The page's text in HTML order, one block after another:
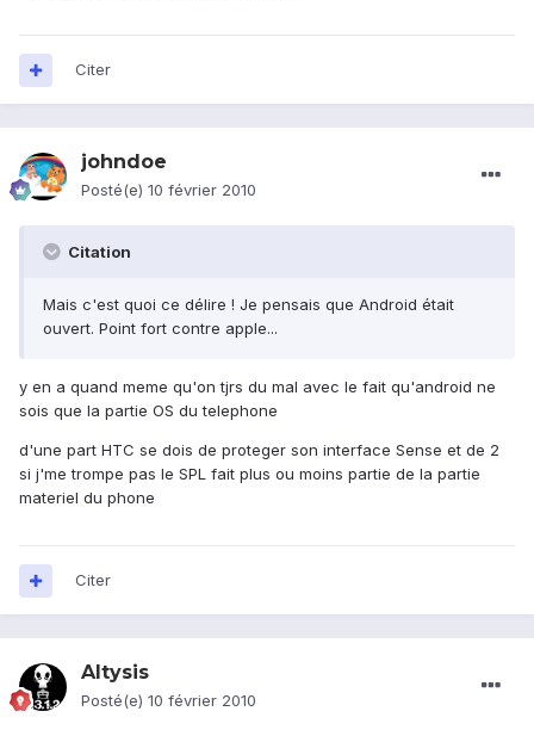
Citer
johndoe
Posté(e) 10 février 2010
Citation
Mais c'est quoi ce délire ! Je pensais que Android était
ouvert. Point fort contre apple...
y en a quand meme qu'on tjrs du mal avec le fait qu'android ne
sois que la partie OS du telephone
d'une part HTC se dois de proteger son interface Sense et de 2
si j'me trompe pas le SPL fait plus ou moins partie de la partie
materiel du phone
Citer
Altysis
Posté(e) 10 février 2010